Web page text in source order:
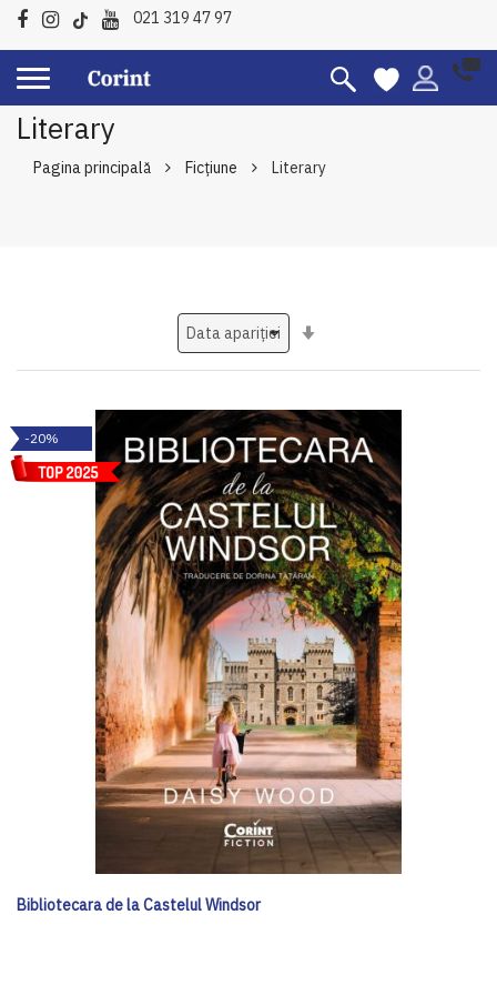
021 319 47 97
Literary
Pagina principală Ficțiune Literary
-20%
Bibliotecara de la Castelul Windsor